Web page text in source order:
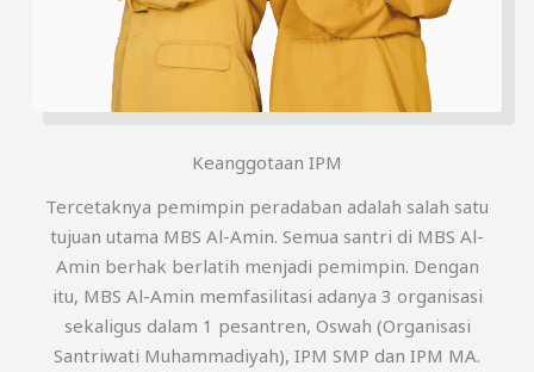
Keanggotaan IPM
Tercetaknya pemimpin peradaban adalah salah satu
tujuan utama MBS Al-Amin. Semua santri di MBS Al-
Amin berhak berlatih menjadi pemimpin. Dengan
itu, MBS Al-Amin memfasilitasi adanya 3 organisasi
sekaligus dalam 1 pesantren, Oswah (Organisasi
Santriwati Muhammadiyah), IPM SMP dan IPM MA.